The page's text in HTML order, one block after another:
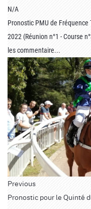
N/A
Pronostic PMU de
2022 (Réunion n°1 - Course
les commentaire...
Previous
Pronostic pour le Quinté